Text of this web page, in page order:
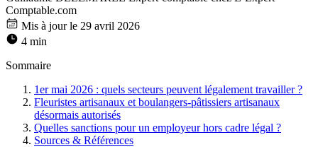
Comptable.com
Mis à jour le 29 avril 2026
4 min
Sommaire
1er mai 2026 : quels secteurs peuvent légalement travailler ?
Fleuristes artisanaux et boulangers-pâtissiers artisanaux
désormais autorisés
Quelles sanctions pour un employeur hors cadre légal ?
Sources & Références